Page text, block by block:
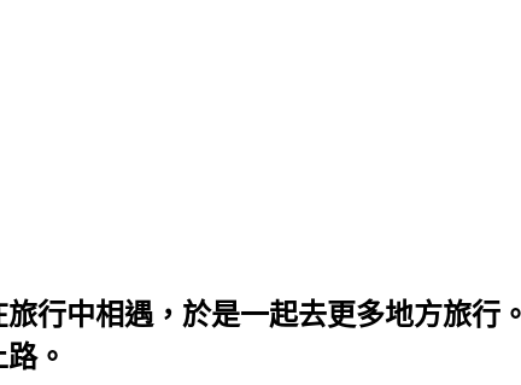
行中相遇，於是一起去更多地方旅行
。